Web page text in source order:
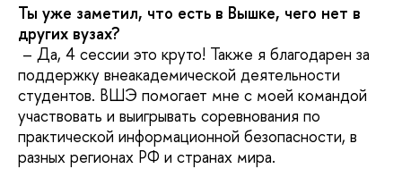
Ты уже заметил, что есть в Вышке, чего нет в
других вузах?
– Да, 4 сессии это круто! Также я благодарен за
поддержку внеакадемической деятельности
студентов. ВШЭ помогает мне с моей командой
участвовать и выигрывать соревнования по
практической информационной безопасности, в
разных регионах РФ и странах мира.